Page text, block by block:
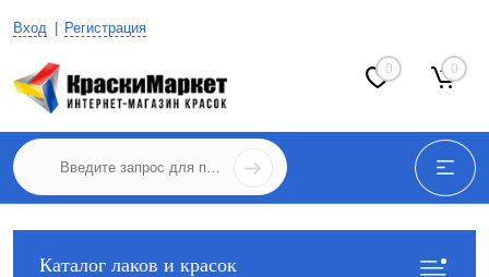
Вход Регистрация
0 0
Каталог лаков и красок